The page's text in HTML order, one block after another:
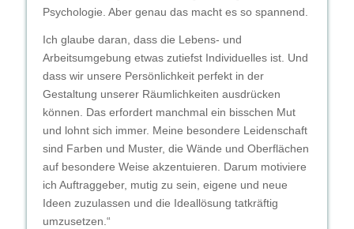
Psychologie. Aber genau das macht es so spannend.
Ich glaube daran, dass die Lebens- und
Arbeitsumgebung etwas zutiefst Individuelles ist. Und
dass wir unsere Persönlichkeit perfekt in der
Gestaltung unserer Räumlichkeiten ausdrücken
können. Das erfordert manchmal ein bisschen Mut
und lohnt sich immer. Meine besondere Leidenschaft
sind Farben und Muster, die Wände und Oberflächen
auf besondere Weise akzentuieren. Darum motiviere
ich Auftraggeber, mutig zu sein, eigene und neue
Ideen zuzulassen und die Ideallösung tatkräftig
umzusetzen.“